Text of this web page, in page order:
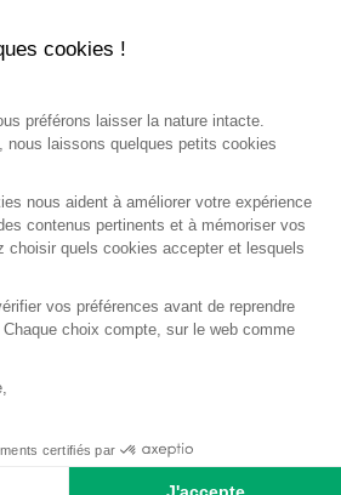
des données
de confidentialité
documentaire
cookies !
préférons laisser la nature intacte.
nous laissons quelques petits cookies
nous aident à améliorer votre expérience
contenus pertinents et à mémoriser vos
choisir quels cookies accepter et lesquels
vos préférences avant de reprendre
choix compte, sur le web comme
certifiés par